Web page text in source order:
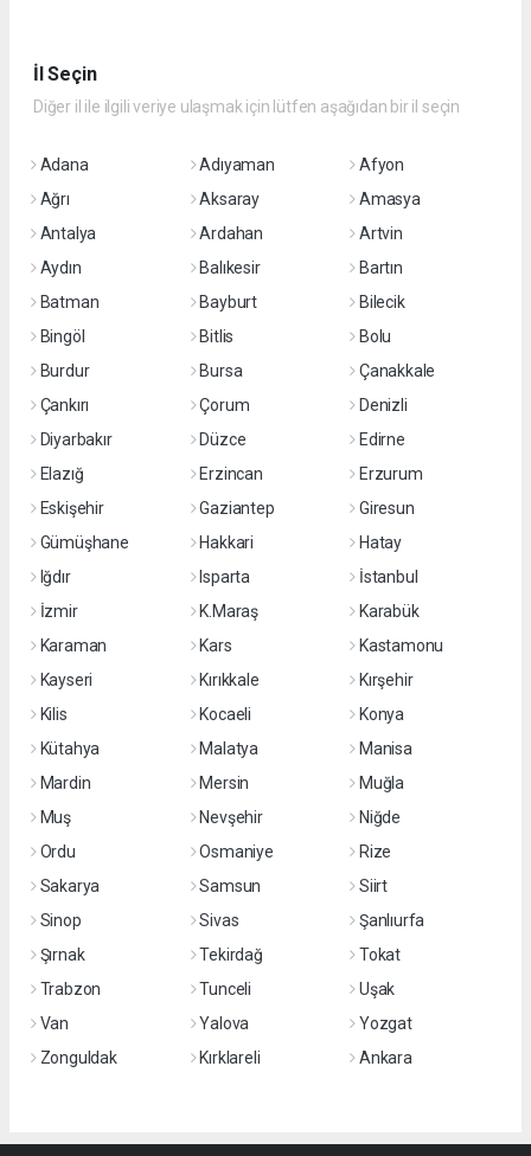
İl Seçin
Diğer il ile ilgili veriye ulaşmak için lütfen aşağıdan bir il seçin
Adana Adıyaman
Afyon
Ağrı
Aksaray
Amasya
Antalya
Ardahan
Artvin
Aydın
Balıkesir
Bartın
Batman
Bayburt
Bilecik
Bingöl
Bitlis
Bolu
Burdur
Bursa
Çanakkale
Çankırı
Çorum
Denizli
Diyarbakır
Düzce
Edirne
Elazığ
Erzincan
Erzurum
Eskişehir
Gaziantep
Giresun
Gümüşhane
Hakkari
Hatay
Iğdır
Isparta
İstanbul
İzmir
K.Maraş
Karabük
Karaman
Kars
Kastamonu
Kayseri
Kırıkkale
Kırşehir
Kilis
Kocaeli
Konya
Kütahya
Malatya
Manisa
Mardin
Mersin
Muğla
Muş
Nevşehir
Niğde
Ordu
Osmaniye
Rize
Sakarya
Samsun
Siirt
Sinop
Sivas
Şanlıurfa
Şırnak
Tekirdağ
Tokat
Trabzon
Tunceli
Uşak
Van
Yalova
Yozgat
Zonguldak
Kırklareli Ankara